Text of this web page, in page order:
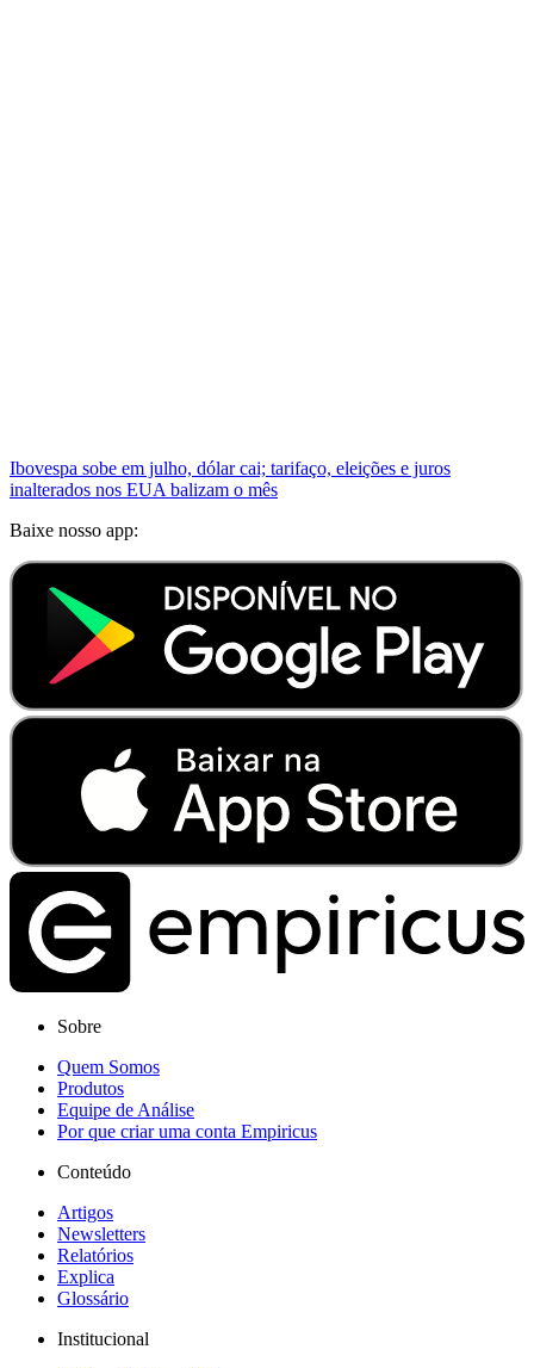
Ibovespa sobe em julho, dólar cai; tarifaço, eleições e juros
inalterados nos EUA balizam o mês
Baixe nosso app:
Sobre
Quem Somos
Produtos
Equipe de Análise
Por que criar uma conta Empiricus
Conteúdo
Artigos
Newsletters
Relatórios
Explica
Glossário
Institucional